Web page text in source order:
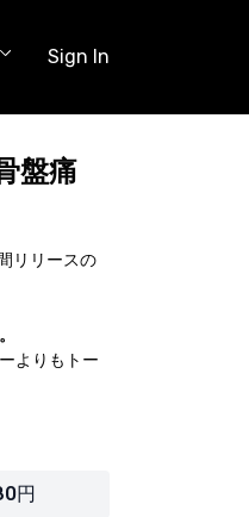
Sign In
盤痛
リリースの
よりもトー
円